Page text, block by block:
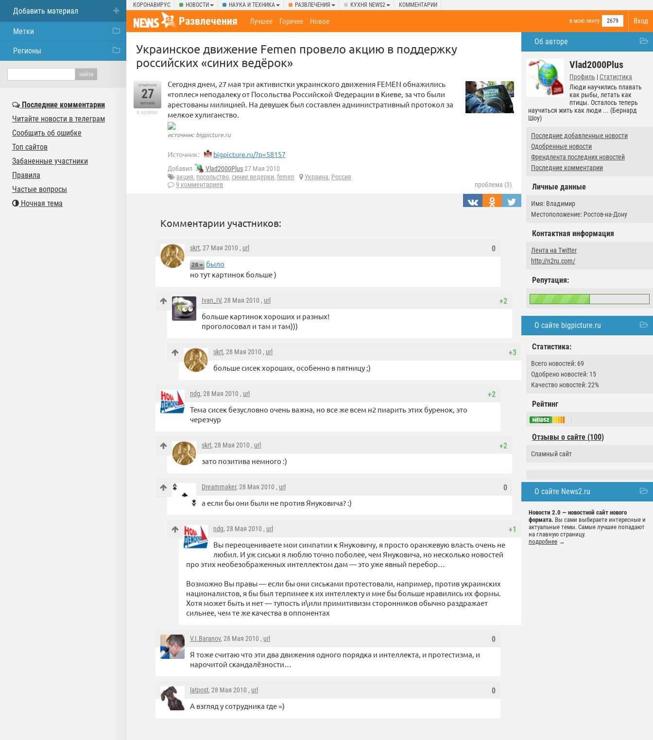
КОРОНАВИРУС НОВОСТИ НАУКА И ТЕХНИКА РАЗВЛЕЧЕНИЯ КУХНЯ NEWS2 КОММЕНТАРИИ
Вход
Развлечения в мою ленту 2679
Лучшее Горячее Новое
Об авторе
Vlad2000Plus
Профиль | Статистика
Люди научились плавать
как рыбы, летать как
птицы. Осталось теперь
научиться жить как люди ... (Бернард
Шоу)
Последние добавленные новости
Одобренные новости
Френдлента последних новостей
Последние комментарии
Личные данные
Имя: Владимир
Местоположение: Ростов-на-Дону
Контактная информация
Лента на Twitter
http://n2ru.com/
Репутация:
О сайте bigpicture.ru
Статистика:
Всего новостей: 69
Одобрено новостей: 15
Качество новостей: 22%
Рейтинг
Отзывы о сайте (100)
Спамный сайт
О сайте News2.ru
Новости 2.0 — новостной сайт нового
формата. Вы сами выбираете интересные и
актуальные темы. Самые лучшие попадают
на главную страницу.
подробнее →
Украинское движение Femen провело акцию в поддержку
российских «синих ведёрок»
отметили
27
человек
в архиве
Сегодня днем, 27 мая три активистки украинского движения FEMEN обнажились
«топлес» неподалеку от Посольства Российской Федерации в Киеве, за что были
арестованы милицией. На девушек был составлен административный протокол за
мелкое хулиганство.
источник: bigpicture.ru
Источник: bigpicture.ru/?p=58157
Добавил Vlad2000Plus27 Мая 2010
акция, посольство, синие ведерки, femen Украина, Россия
9 комментариев
проблема (3)
Комментарии участников:
0
skrt, 27 Мая 2010 , url
28
было
но тут картинок больше )
+2
Ivan_IV, 28 Мая 2010 , url
больше картинок хороших и разных!
проголосовал и там и там)))
+3
skrt, 28 Мая 2010 , url
больше сисек хороших, особенно в пятницу ;)
+2
ndg, 28 Мая 2010 , url
Тема сисек безусловно очень важна, но все же всем н2 пиарить этих буренок, это
черезчур
+2
skrt, 28 Мая 2010 , url
зато позитива немного :)
0
Dreammaker, 28 Мая 2010 , url
а если бы они были не против Януковича? :)
+1
ndg, 28 Мая 2010 , url
Вы переоцениваете мои симпатии к Януковичу, я просто оранжевую власть очень не
любил. И уж сиськи я люблю точно поболее, чем Януковича, но несколько новостей
про этих необезображенных интеллектом дам — это уже явный перебор…
Возможно Вы правы — если бы они сиськами протестовали, например, против украинских
националистов, я бы был терпимее к их интеллекту и мне бы больше нравились их формы.
Хотя может быть и нет — тупость и\или примитивизм сторонников обычно раздражает
сильнее, чем те же качества в оппонентах
0
V.I.Baranov, 28 Мая 2010 , url
Я тоже считаю что эти два движения одного порядка и интеллекта, и протестизма, и
нарочитой скандалёзности…
0
latpost, 28 Мая 2010 , url
А взгляд у сотрудника где =)
Добавить материал
Метки
Регионы
Последние комментарии
Читайте новости в телеграм
Сообщить об ошибке
Топ сайтов
Забаненные участники
Правила
Частые вопросы
Ночная тема